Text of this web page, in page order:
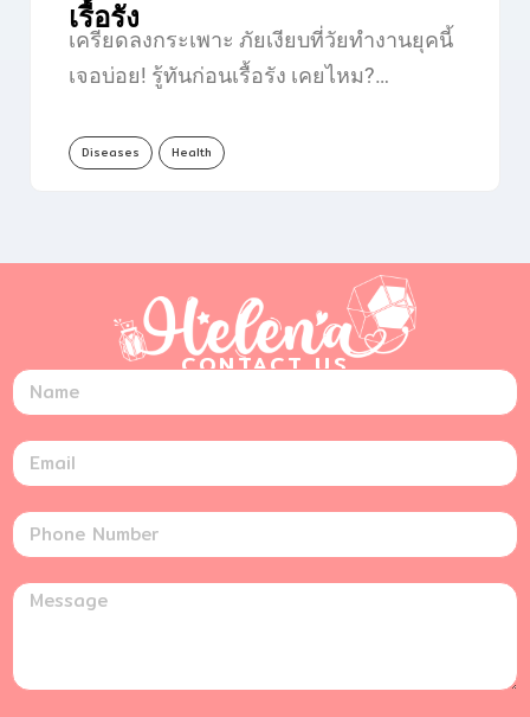
เรื้อรัง
เครียดลงกระเพาะ ภัยเงียบที่วัยทำงานยุคนี้
เจอบ่อย! รู้ทันก่อนเรื้อรัง เคยไหม?…
Diseases Health
CONTACT US